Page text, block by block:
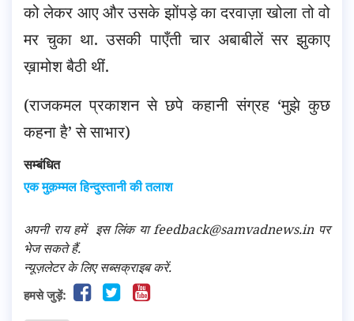
को लेकर आए और उसके झोंपड़े का दरवाज़ा खोला तो वो
मर चुका था. उसकी पाएँती चार अबाबीलें सर झुकाए
ख़ामोश बैठी थीं.
(राजकमल प्रकाशन से छपे कहानी संग्रह ‘मुझे कुछ
कहना है’ से साभार)
सम्बंधित
एक मुक़म्मल हिन्दुस्तानी की तलाश
अपनी राय हमें इस लिंक या feedback@samvadnews.in पर
भेज सकते हैं.
न्यूज़लेटर के लिए सब्सक्राइब करें.
हमसे जुड़ें: